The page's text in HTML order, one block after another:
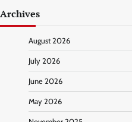
Archives
August 2026
July 2026
June 2026
May 2026